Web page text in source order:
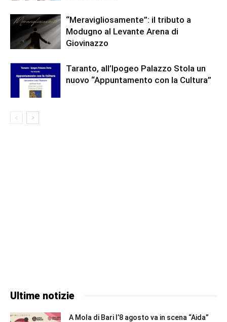
“Meravigliosamente”: il tributo a
Modugno al Levante Arena di
Giovinazzo
Taranto, all’Ipogeo Palazzo Stola un
nuovo “Appuntamento con la Cultura”
Ultime notizie
A Mola di Bari l’8 agosto va in scena “Aida”